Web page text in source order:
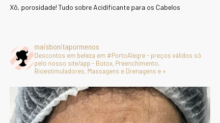
Xô, porosidade! Tudo sobre Acidificante para os Cabelos
maisbonitapormenos
Descontos em beleza em #PortoAlegre - preços válidos só
pelo nosso site/app - Botox, Preenchimento,
Bioestimuladores, Massagens e Drenagens e +